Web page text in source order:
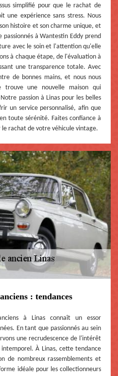
simplifié pour que le rachat de
une expérience sans stress. Nous
histoire et son charme unique, et
à Wantestin Eddy prend
avec le soin et l'attention qu'elle
à chaque étape, de l'évaluation à
une transparence totale. Avec
de bonnes mains, et nous nous
trouve une nouvelle maison qui
passion à Linas pour les belles
un service personnalisé, afin que
toute sérénité. Faites confiance à
rachat de votre véhicule vintage.
: tendances
à Linas connaît un essor
En tant que passionnés au sein
une recrudescence de l'intérêt
À Linas, cette tendance
de nombreux rassemblements et
idéale pour les collectionneurs